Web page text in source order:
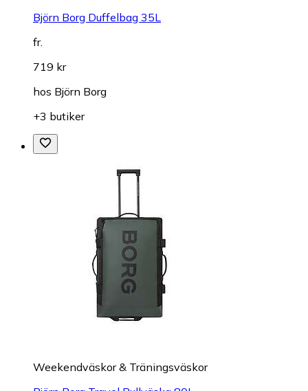
Björn Borg Duffelbag 35L
fr.
719 kr
hos Björn Borg
+3 butiker
Weekendväskor & Träningsväskor